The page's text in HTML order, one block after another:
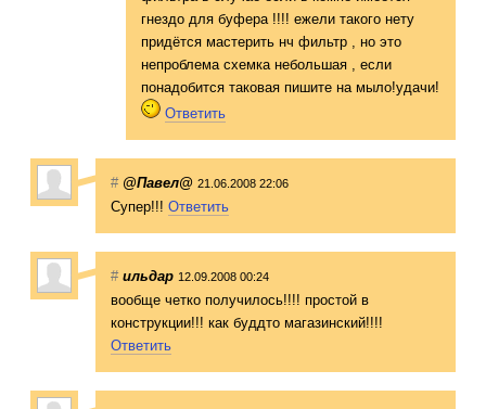
гнездо для буфера !!!! ежели такого нету
придётся мастерить нч фильтр , но это
непроблема схемка небольшая , если
понадобится таковая пишите на мыло!удачи!
Ответить
# @Павел@ 21.06.2008 22:06
Супер!!! Ответить
# ильдар 12.09.2008 00:24
вообще четко получилось!!!! простой в
конструкции!!! как буддто магазинский!!!!
Ответить